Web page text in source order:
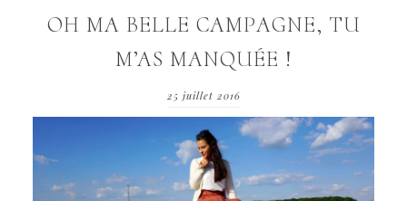
OH MA BELLE CAMPAGNE, TU
M’AS MANQUÉE !
25 juillet 2016